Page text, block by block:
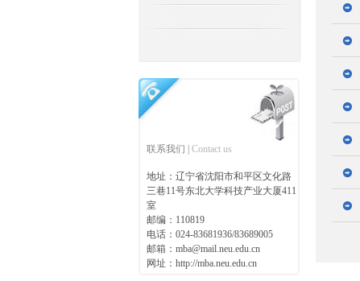
联系我们 | Contact us
地址：辽宁省沈阳市和平区文化路
三巷11号东北大学科技产业大厦411
室
邮编：110819
电话：024-83681936/83689005
邮箱：mba@mail.neu.edu.cn
网址：http://mba.neu.edu.cn